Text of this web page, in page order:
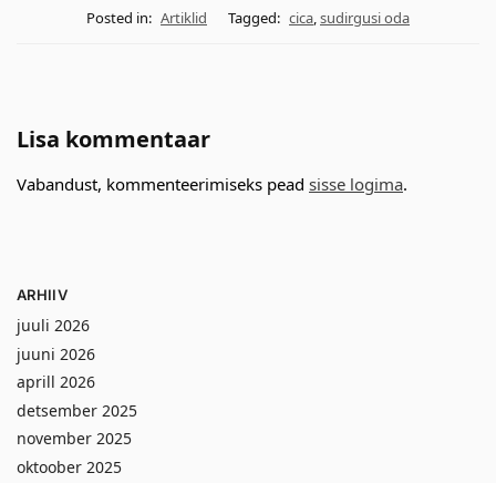
Posted in: Artiklid Tagged: cica,sudirgusi oda
Lisa kommentaar
Vabandust, kommenteerimiseks pead sisse logima.
ARHIIV
juuli 2026
juuni 2026
aprill 2026
detsember 2025
november 2025
oktoober 2025